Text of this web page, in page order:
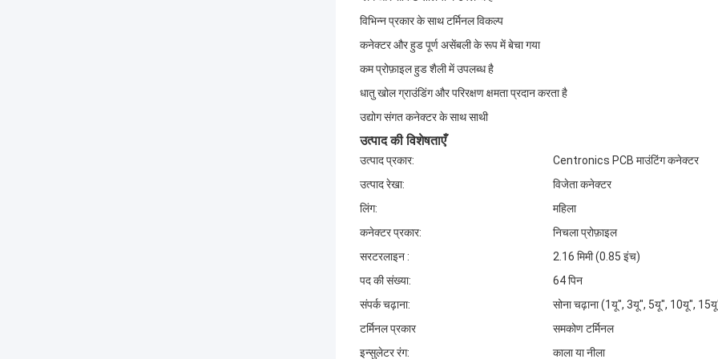
विभिन्न प्रकार के साथ टर्मिनल विकल्प
कनेक्टर और हुड पूर्ण असेंबली के रूप में बेचा गया
कम प्रोफ़ाइल हुड शैली में उपलब्ध है
धातु खोल ग्राउंडिंग और परिरक्षण क्षमता प्रदान करता है
उद्योग संगत कनेक्टर के साथ साथी
उत्पाद की विशेषताएँ
उत्पाद प्रकार:
Centronics PCB माउंटिंग कनेक्टर
उत्पाद रेखा:
विजेता कनेक्टर
लिंग:
महिला
कनेक्टर प्रकार:
निचला प्रोफ़ाइल
सरटरलाइन :
2.16 मिमी (0.85 इंच)
पद की संख्या:
64 पिन
संपर्क चढ़ाना:
सोना चढ़ाना (1यू", 3यू", 5यू", 10यू",
टर्मिनल प्रकार
समकोण टर्मिनल
इन्सुलेटर रंग:
काला या नीला